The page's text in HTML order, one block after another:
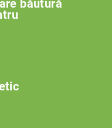
băutură